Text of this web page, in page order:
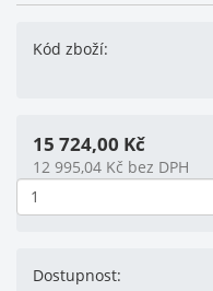
Kód zboží:
15 724,00 Kč
12 995,04 Kč bez DPH
Dostupnost: